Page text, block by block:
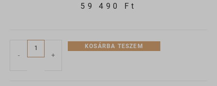
59 490 Ft
- +
KOSÁRBA TESZEM